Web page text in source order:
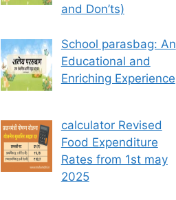
and Don’ts)
School parasbag: An
Educational and
Enriching Experience
calculator Revised
Food Expenditure
Rates from 1st may
2025